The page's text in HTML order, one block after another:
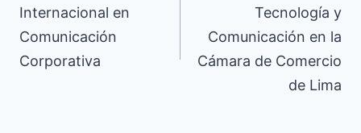
entradas
Internacional en
Comunicación
Corporativa
Tecnología y
Comunicación en la
Cámara de Comercio
de Lima